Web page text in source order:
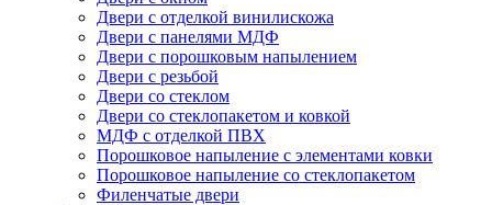
Двери с отделкой винилискожа
Двери с панелями МДФ
Двери с порошковым напылением
Двери с резьбой
Двери со стеклом
Двери со стеклопакетом и ковкой
МДФ с отделкой ПВХ
Порошковое напыление с элементами ковки
Порошковое напыление со стеклопакетом
Филенчатые двери